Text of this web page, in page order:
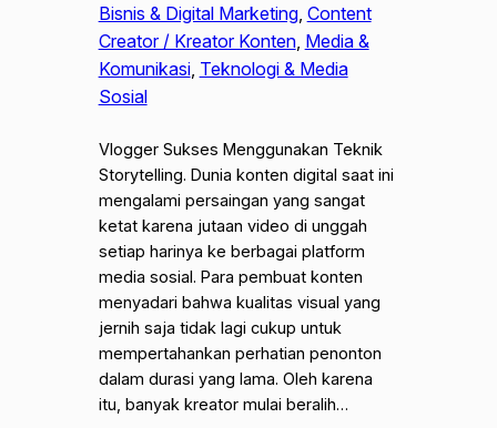
Bisnis & Digital Marketing, Content
Creator / Kreator Konten, Media &
Komunikasi, Teknologi & Media
Sosial
Vlogger Sukses Menggunakan Teknik
Storytelling. Dunia konten digital saat ini
mengalami persaingan yang sangat
ketat karena jutaan video di unggah
setiap harinya ke berbagai platform
media sosial. Para pembuat konten
menyadari bahwa kualitas visual yang
jernih saja tidak lagi cukup untuk
mempertahankan perhatian penonton
dalam durasi yang lama. Oleh karena
itu, banyak kreator mulai beralih…